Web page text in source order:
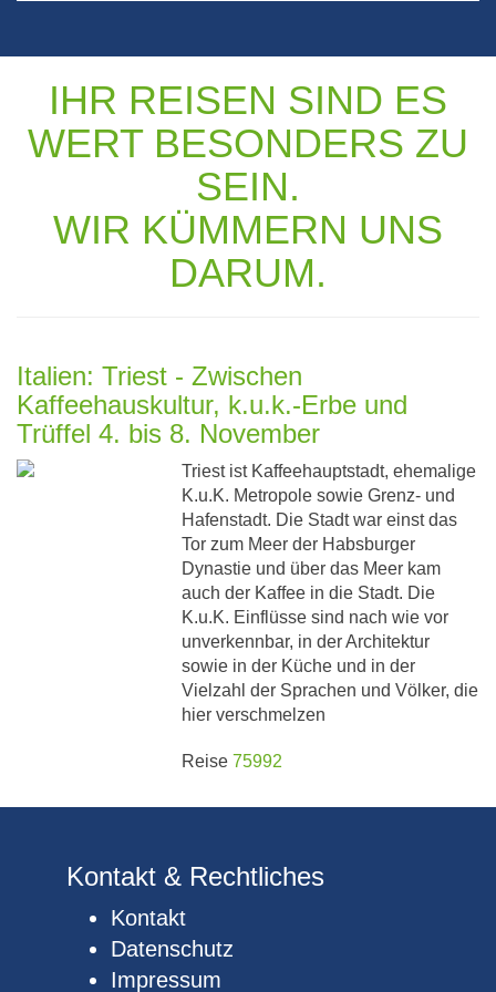
IHR REISEN SIND ES
WERT BESONDERS ZU
SEIN.
WIR KÜMMERN UNS
DARUM.
Italien: Triest - Zwischen
Kaffeehauskultur, k.u.k.-Erbe und
Trüffel 4. bis 8. November
Triest ist Kaffeehauptstadt, ehemalige
K.u.K. Metropole sowie Grenz- und
Hafenstadt. Die Stadt war einst das
Tor zum Meer der Habsburger
Dynastie und über das Meer kam
auch der Kaffee in die Stadt. Die
K.u.K. Einflüsse sind nach wie vor
unverkennbar, in der Architektur
sowie in der Küche und in der
Vielzahl der Sprachen und Völker, die
hier verschmelzen
Reise75992
Kontakt & Rechtliches
Kontakt
Datenschutz
Impressum